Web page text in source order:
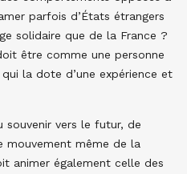
parfois d’États étrangers
solidaire que de la France ?
être comme une personne
la dote d’une expérience et
vers le futur, de
mouvement même de la
animer également celle des